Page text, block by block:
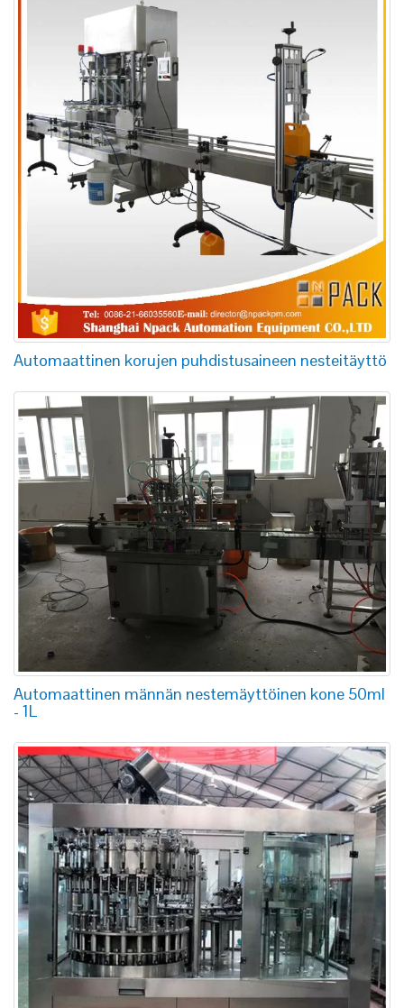
Automaattinen korujen puhdistusaineen nesteitäyttö
Automaattinen männän nestemäyttöinen kone 50ml
- 1L